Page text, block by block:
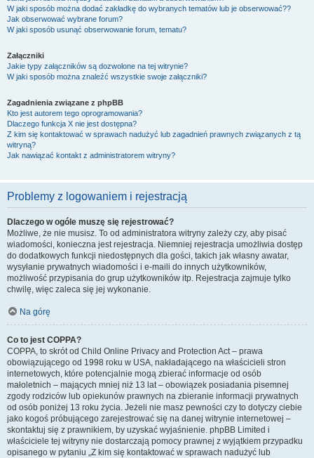
W jaki sposób można dodać zakładkę do wybranych tematów lub je obserwować??
Jak obserwować wybrane forum?
W jaki sposób usunąć obserwowanie forum, tematu?
Załączniki
Jakie typy załączników są dozwolone na tej witrynie?
W jaki sposób można znaleźć wszystkie swoje załączniki?
Zagadnienia związane z phpBB
Kto jest autorem tego oprogramowania?
Dlaczego funkcja X nie jest dostępna?
Z kim się kontaktować w sprawach nadużyć lub zagadnień prawnych związanych z tą
witryną?
Jak nawiązać kontakt z administratorem witryny?
Problemy z logowaniem i rejestracją
Dlaczego w ogóle muszę się rejestrować?
Możliwe, że nie musisz. To od administratora witryny zależy czy, aby pisać
wiadomości, konieczna jest rejestracja. Niemniej rejestracja umożliwia dostęp
do dodatkowych funkcji niedostępnych dla gości, takich jak własny awatar,
wysyłanie prywatnych wiadomości i e-maili do innych użytkowników,
możliwość przypisania do grup użytkowników itp. Rejestracja zajmuje tylko
chwilę, więc zaleca się jej wykonanie.
Na górę
Co to jest COPPA?
COPPA, to skrót od Child Online Privacy and Protection Act – prawa
obowiązującego od 1998 roku w USA, nakładającego na właścicieli stron
internetowych, które potencjalnie mogą zbierać informacje od osób
małoletnich – mających mniej niż 13 lat – obowiązek posiadania pisemnej
zgody rodziców lub opiekunów prawnych na zbieranie informacji prywatnych
od osób poniżej 13 roku życia. Jeżeli nie masz pewności czy to dotyczy ciebie
jako kogoś próbującego zarejestrować się na danej witrynie internetowej –
skontaktuj się z prawnikiem, by uzyskać wyjaśnienie. phpBB Limited i
właściciele tej witryny nie dostarczają pomocy prawnej z wyjątkiem przypadku
opisanego w pytaniu „Z kim się kontaktować w sprawach nadużyć lub